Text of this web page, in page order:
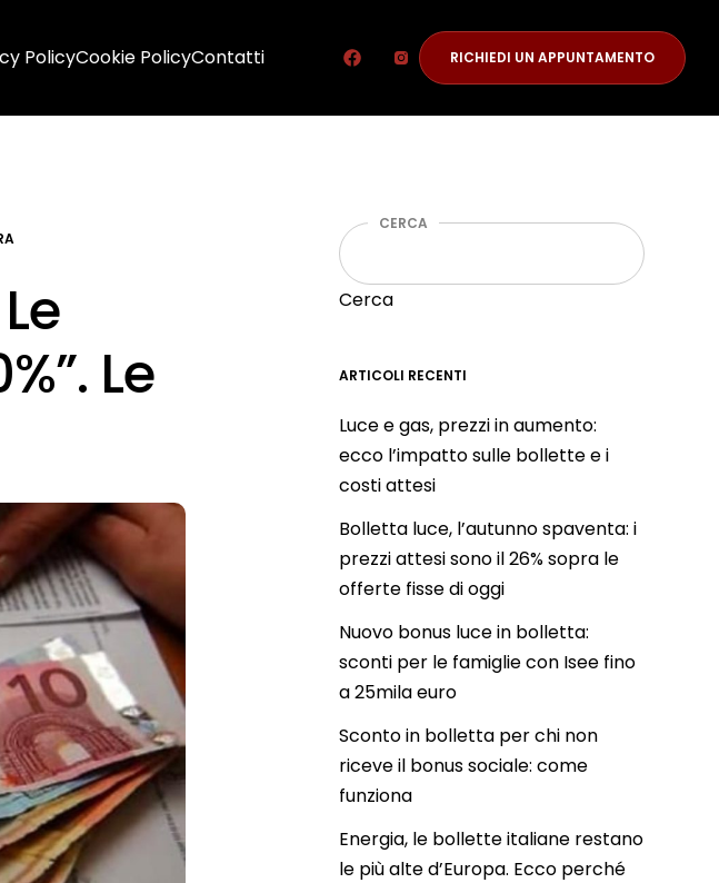
PolicyCookie PolicyContatti RICHIEDI UN APPUNTAMENTO
Le
CERCA
Cerca
ARTICOLI RECENTI
Luce e gas, prezzi in aumento:
ecco l’impatto sulle bollette e i
costi attesi
Bolletta luce, l’autunno spaventa: i
prezzi attesi sono il 26% sopra le
offerte fisse di oggi
Nuovo bonus luce in bolletta:
sconti per le famiglie con Isee fino
a 25mila euro
Sconto in bolletta per chi non
riceve il bonus sociale: come
funziona
Energia, le bollette italiane restano
le più alte d’Europa. Ecco perché